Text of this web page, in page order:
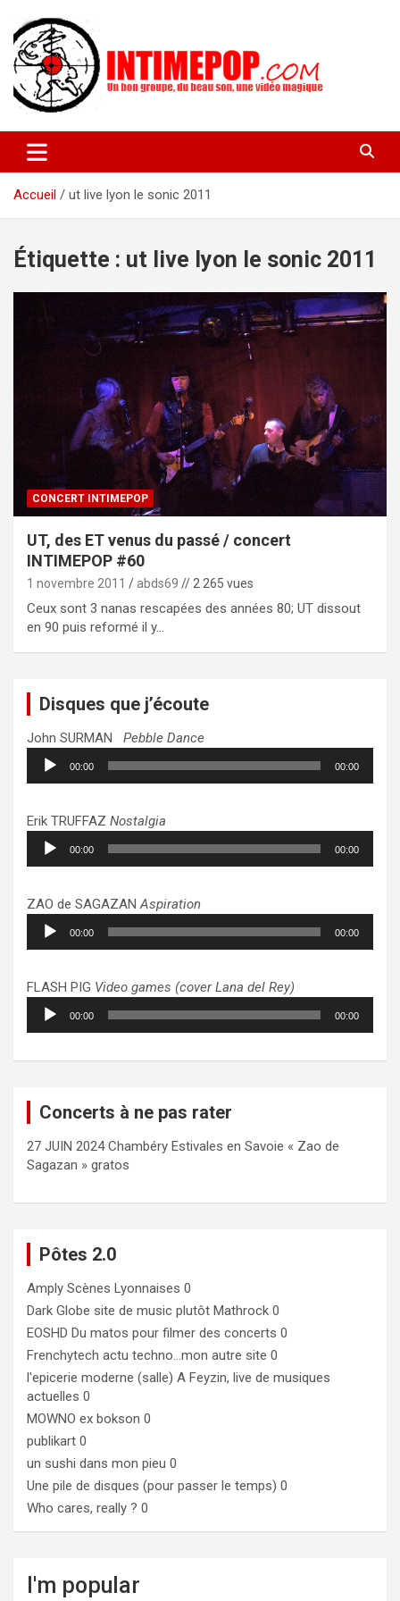
contenu
intimepop.com
actuelles pop rock, post-rock, indé sur Lyon. rock pop concert
lyon
Accueil
ut live lyon le sonic 2011
Étiquette : ut live lyon le sonic 2011
CONCERT INTIMEPOP
UT, des ET venus du passé / concert
INTIMEPOP #60
1 novembre 2011 abds69 // 2 265 vues
Ceux sont 3 nanas rescapées des années 80; UT dissout
en 90 puis reformé il y…
Disques que j’écoute
John SURMAN Pebble Dance
Lecteur
audio
00:00 00:00
Erik TRUFFAZ Nostalgia
Lecteur
audio
00:00 00:00
ZAO de SAGAZANAspiration
Lecteur
audio
00:00 00:00
FLASH PIG Video games (cover Lana del Rey)
Lecteur
audio
00:00 00:00
Concerts à ne pas rater
27 JUIN 2024 Chambéry Estivales en Savoie « Zao de
Sagazan » gratos
Pôtes 2.0
Amply Scènes Lyonnaises 0
Dark Globe site de music plutôt Mathrock 0
EOSHD Du matos pour filmer des concerts 0
Frenchytech actu techno…mon autre site 0
l'epicerie moderne (salle) A Feyzin, live de musiques
actuelles 0
MOWNO ex bokson 0
publikart 0
un sushi dans mon pieu 0
Une pile de disques (pour passer le temps) 0
Who cares, really ? 0
I'm popular